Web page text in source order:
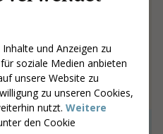
und Anzeigen zu
soziale Medien anbieten
unsere Website zu
zu unseren Cookies,
nutzt. Weitere
den Cookie
40 g